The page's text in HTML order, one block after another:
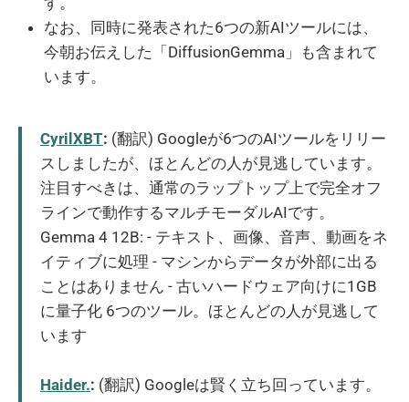
なお、同時に発表された6つの新AIツールには、
今朝お伝えした「DiffusionGemma」も含まれて
います。
CyrilXBT: (翻訳) Googleが6つのAIツールをリリー
スしましたが、ほとんどの人が見逃しています。
注目すべきは、通常のラップトップ上で完全オフ
ラインで動作するマルチモーダルAIです。
Gemma 4 12B: - テキスト、画像、音声、動画をネ
イティブに処理 - マシンからデータが外部に出る
ことはありません - 古いハードウェア向けに1GB
に量子化 6つのツール。ほとんどの人が見逃して
います
Haider.: (翻訳) Googleは賢く立ち回っています。